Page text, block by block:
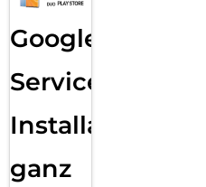
Google
Services
Installation
ganz